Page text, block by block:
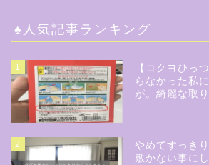
♠︎人気記事ランキング
1
【コクヨひっ
らなかった私
が。綺麗な取
2
やめてすっき
敷かない事に